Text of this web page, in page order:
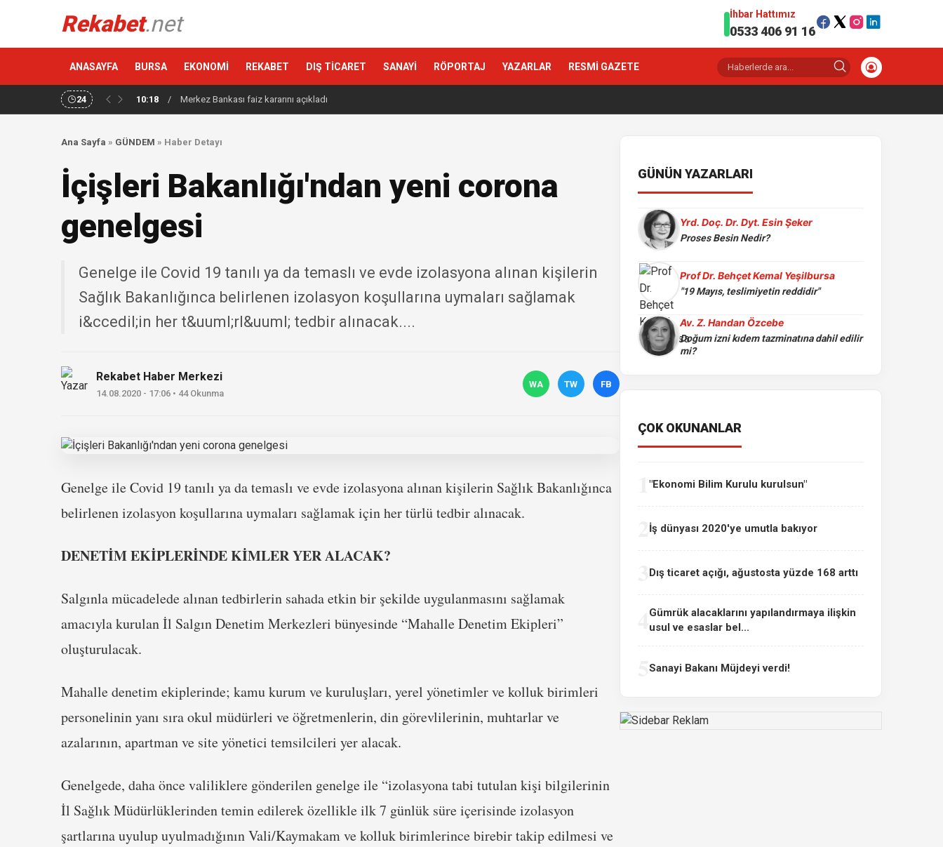
Rekabet.net İhbar Hattımız
0533 406 91 16
ANASAYFA BURSA EKONOMİ REKABET DIŞ TİCARET SANAYİ RÖPORTAJ YAZARLAR RESMİ GAZETE
24 10:18 / Merkez Bankası faiz kararını açıkladı
Ana Sayfa » GÜNDEM » Haber Detayı
İçişleri Bakanlığı'ndan yeni corona
genelgesi
Genelge ile Covid 19 tanılı ya da temaslı ve evde izolasyona alınan kişilerin
Sağlık Bakanlığınca belirlenen izolasyon koşullarına uymaları sağlamak
i&ccedil;in her t&uuml;rl&uuml; tedbir alınacak....
Rekabet Haber Merkezi
14.08.2020 - 17:06 • 44 Okunma
WA TW FB
Genelge ile Covid 19 tanılı ya da temaslı ve evde izolasyona alınan kişilerin Sağlık Bakanlığınca
belirlenen izolasyon koşullarına uymaları sağlamak için her türlü tedbir alınacak.
DENETİM EKİPLERİNDE KİMLER YER ALACAK?
Salgınla mücadelede alınan tedbirlerin sahada etkin bir şekilde uygulanmasını sağlamak
amacıyla kurulan İl Salgın Denetim Merkezleri bünyesinde “Mahalle Denetim Ekipleri”
oluşturulacak.
Mahalle denetim ekiplerinde; kamu kurum ve kuruluşları, yerel yönetimler ve kolluk birimleri
personelinin yanı sıra okul müdürleri ve öğretmenlerin, din görevlilerinin, muhtarlar ve
azalarının, apartman ve site yönetici temsilcileri yer alacak.
Genelgede, daha önce valiliklere gönderilen genelge ile “izolasyona tabi tutulan kişi bilgilerinin
İl Sağlık Müdürlüklerinden temin edilerek özellikle ilk 7 günlük süre içerisinde izolasyon
şartlarına uyulup uyulmadığının Vali/Kaymakam ve kolluk birimlerince birebir takip edilmesi ve
GÜNÜN YAZARLARI
Yrd. Doç. Dr. Dyt. Esin Şeker
Proses Besin Nedir?
Prof Dr. Behçet Kemal Yeşilbursa
"19 Mayıs, teslimiyetin reddidir"
Av. Z. Handan Özcebe
Doğum izni kıdem tazminatına dahil edilir
mi?
ÇOK OKUNANLAR
"Ekonomi Bilim Kurulu kurulsun"
İş dünyası 2020'ye umutla bakıyor
Dış ticaret açığı, ağustosta yüzde 168 arttı
Gümrük alacaklarını yapılandırmaya ilişkin
usul ve esaslar bel...
Sanayi Bakanı Müjdeyi verdi!